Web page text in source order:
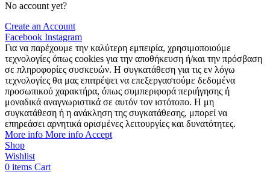
No account yet?
Create an Account
Facebook Instagram
Για να παρέχουμε την καλύτερη εμπειρία, χρησιμοποιούμε
τεχνολογίες όπως cookies για την αποθήκευση ή/και την πρόσβαση
σε πληροφορίες συσκευών. Η συγκατάθεση για τις εν λόγω
τεχνολογίες θα μας επιτρέψει να επεξεργαστούμε δεδομένα
προσωπικού χαρακτήρα, όπως συμπεριφορά περιήγησης ή
μοναδικά αναγνωριστικά σε αυτόν τον ιστότοπο. Η μη
συγκατάθεση ή η ανάκληση της συγκατάθεσης, μπορεί να
επηρεάσει αρνητικά ορισμένες λειτουργίες και δυνατότητες.
More info More info Accept
Shop
Wishlist
0 items Cart